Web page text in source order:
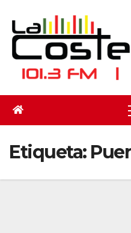
contenido
Etiqueta: